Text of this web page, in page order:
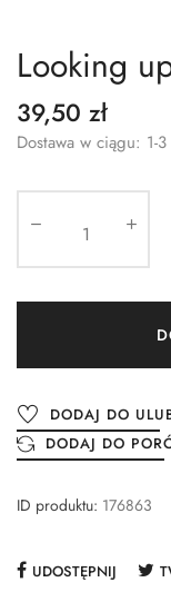
Looking
39,50 zł
Dostawa w ciągu: 1-
DODAJ DO
DODAJ DO
ID produktu: 176863
UDOSTĘPNIJ